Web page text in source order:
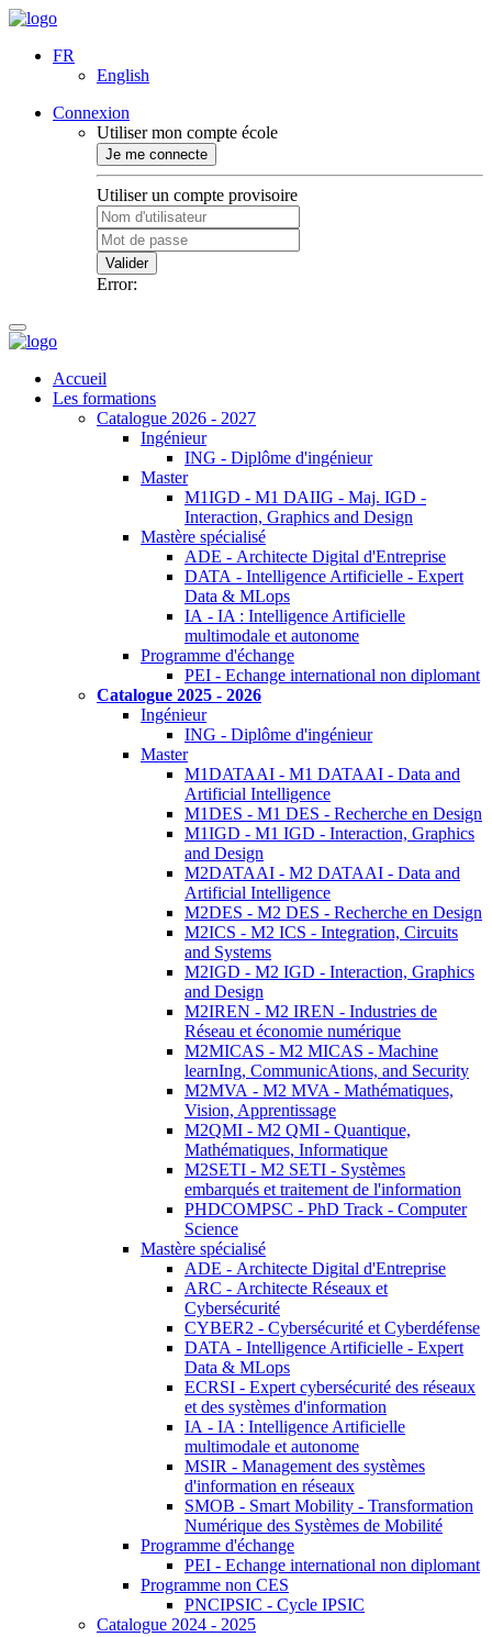
FR
English
Connexion
Utiliser mon compte école
Je me connecte
Utiliser un compte provisoire
Valider
Error:
Accueil
Les formations
Catalogue 2026 - 2027
Ingénieur
ING - Diplôme d'ingénieur
Master
M1IGD - M1 DAIIG - Maj. IGD -
Interaction, Graphics and Design
Mastère spécialisé
ADE - Architecte Digital d'Entreprise
DATA - Intelligence Artificielle - Expert
Data & MLops
IA - IA : Intelligence Artificielle
multimodale et autonome
Programme d'échange
PEI - Echange international non diplomant
Catalogue 2025 - 2026
Ingénieur
ING - Diplôme d'ingénieur
Master
M1DATAAI - M1 DATAAI - Data and
Artificial Intelligence
M1DES - M1 DES - Recherche en Design
M1IGD - M1 IGD - Interaction, Graphics
and Design
M2DATAAI - M2 DATAAI - Data and
Artificial Intelligence
M2DES - M2 DES - Recherche en Design
M2ICS - M2 ICS - Integration, Circuits
and Systems
M2IGD - M2 IGD - Interaction, Graphics
and Design
M2IREN - M2 IREN - Industries de
Réseau et économie numérique
M2MICAS - M2 MICAS - Machine
learnIng, CommunicAtions, and Security
M2MVA - M2 MVA - Mathématiques,
Vision, Apprentissage
M2QMI - M2 QMI - Quantique,
Mathématiques, Informatique
M2SETI - M2 SETI - Systèmes
embarqués et traitement de l'information
PHDCOMPSC - PhD Track - Computer
Science
Mastère spécialisé
ADE - Architecte Digital d'Entreprise
ARC - Architecte Réseaux et
Cybersécurité
CYBER2 - Cybersécurité et Cyberdéfense
DATA - Intelligence Artificielle - Expert
Data & MLops
ECRSI - Expert cybersécurité des réseaux
et des systèmes d'information
IA - IA : Intelligence Artificielle
multimodale et autonome
MSIR - Management des systèmes
d'information en réseaux
SMOB - Smart Mobility - Transformation
Numérique des Systèmes de Mobilité
Programme d'échange
PEI - Echange international non diplomant
Programme non CES
PNCIPSIC - Cycle IPSIC
Catalogue 2024 - 2025